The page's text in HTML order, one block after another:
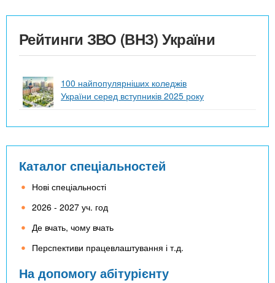
Рейтинги ЗВО (ВНЗ) України
100 найпопулярніших коледжів
України серед вступників 2025 року
Каталог спеціальностей
Нові спеціальності
2026 - 2027 уч. год
Де вчать, чому вчать
Перспективи працевлаштування і т.д.
На допомогу абітурієнту